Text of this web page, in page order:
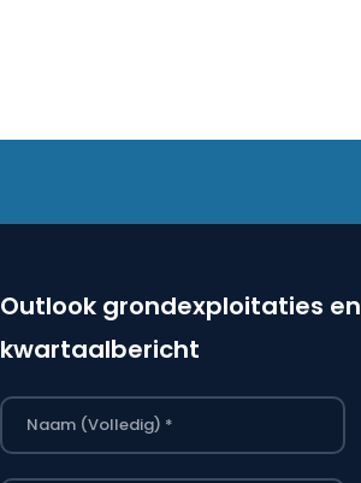
Outlook grondexploitaties en
kwartaalbericht